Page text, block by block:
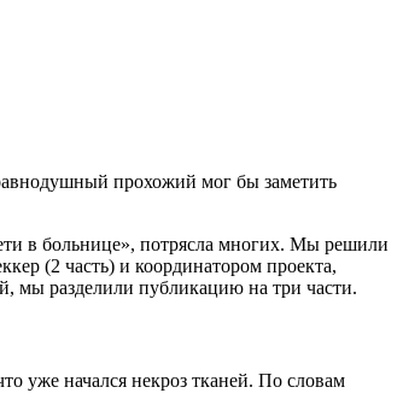
прохожий мог бы заметить
в больнице», потрясла многих. Мы решили
(2 часть) и координатором проекта,
мы разделили публикацию на три части.
уже начался некроз тканей. По словам